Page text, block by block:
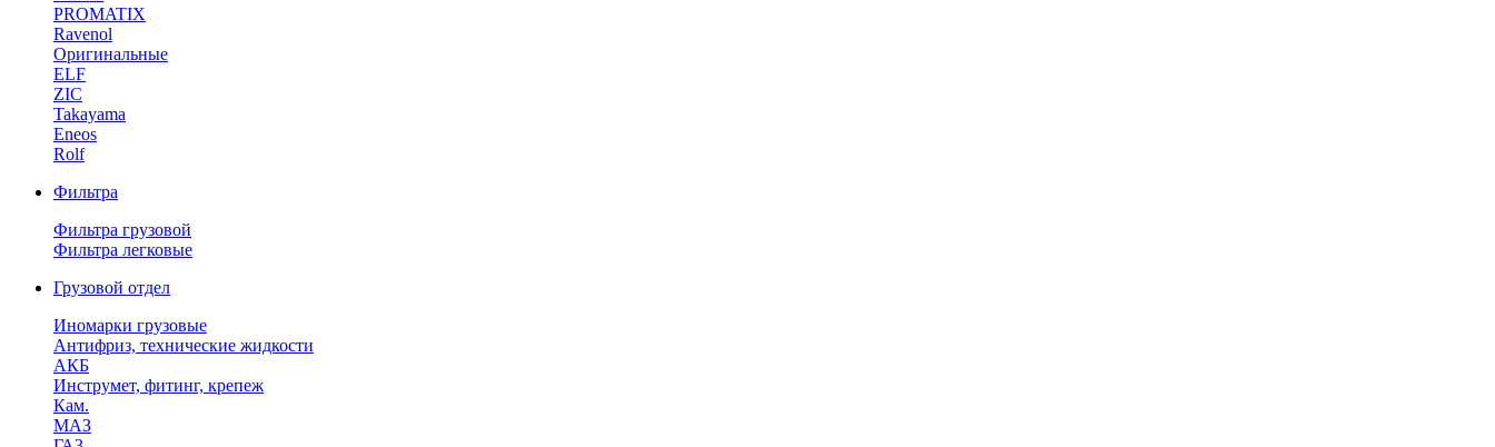
PROMATIX
Ravenol
Оригинальные
ELF
ZIC
Takayama
Eneos
Rolf
Фильтра
Фильтра грузовой
Фильтра легковые
Грузовой отдел
Иномарки грузовые
Антифриз, технические жидкости
АКБ
Инструмет, фитинг, крепеж
Кам.
МАЗ